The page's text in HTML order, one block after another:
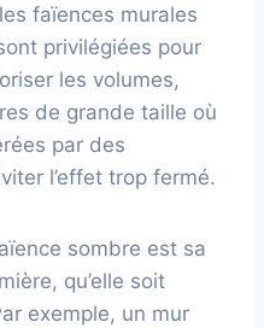
faïences murales
privilégiées pour
les volumes,
de grande taille où
par des
l’effet trop fermé.
sombre est sa
qu’elle soit
exemple, un mur